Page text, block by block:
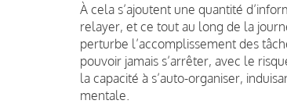
À cela s’ajoutent une quantité
relayer, et ce tout au long de la
perturbe l’accomplissement des
pouvoir jamais s’arrêter, avec le
la capacité à s’auto-organiser,
mentale.